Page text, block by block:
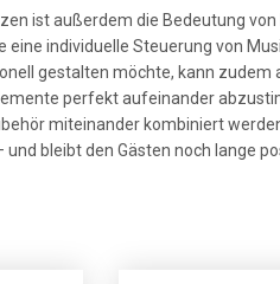
ist außerdem die Bedeutung
eine individuelle Steuerung von
gestalten möchte, kann
perfekt aufeinander
miteinander kombiniert
bleibt den Gästen noch lange